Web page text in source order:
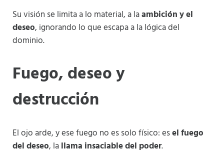
Su visión se limita a lo material, a laambición y el
deseo, ignorando lo que escapa a la lógica del
dominio.
Fuego, deseo y
destrucción
El ojo arde, y ese fuego no es solo físico: esel fuego
del deseo, lallama insaciable del poder.